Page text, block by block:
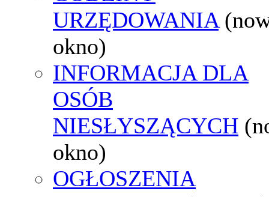
URZĘDOWANIA
okno)
INFORMACJA DLA
OSÓB
NIESŁYSZĄCYCH
okno)
OGŁOSZENIA